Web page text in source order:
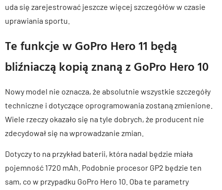
uda się zarejestrować jeszcze więcej szczegółów w czasie
uprawiania sportu.
Te funkcje w GoPro Hero 11 będą
bliźniaczą kopią znaną z GoPro Hero 10
Nowy model nie oznacza, że absolutnie wszystkie szczegóły
techniczne i dotyczące oprogramowania zostaną zmienione.
Wiele rzeczy okazało się na tyle dobrych, że producent nie
zdecydował się na wprowadzanie zmian.
Dotyczy to na przykład baterii, która nadal będzie miała
pojemność 1720 mAh. Podobnie procesor GP2 będzie ten
sam, co w przypadku GoPro Hero 10. Oba te parametry